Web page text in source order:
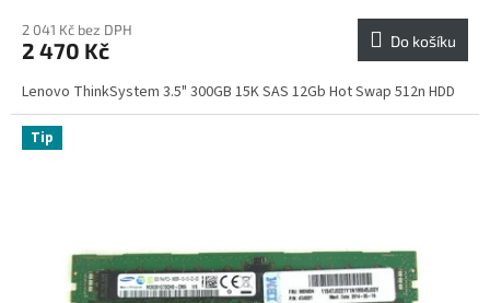
2 041 Kč bez DPH
2 470 Kč Do košíku
Lenovo ThinkSystem 3.5" 300GB 15K SAS 12Gb Hot Swap 512n HDD
Tip